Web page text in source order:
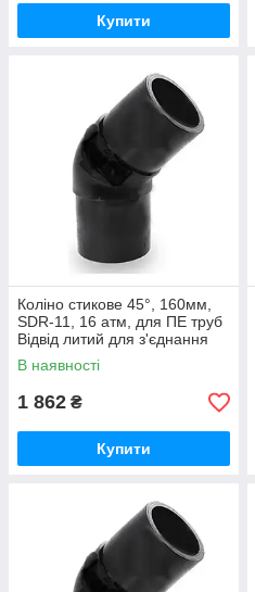
Купити
Коліно стикове 45°, 160мм,
SDR-11, 16 атм, для ПЕ труб
Відвід литий для з'єднання
водопровідних та газових
труб
В наявності
1 862 ₴
Купити